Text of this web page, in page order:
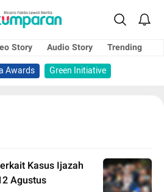
Story Audio Story
Trending
Awards
Green Initiative
Kasus Ijazah
Agustus